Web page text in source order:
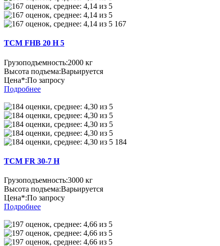
167
TCM FHB 20 H 5
Грузоподъемность:2000 кг
Высота подъема:Варьируется
Цена*:По запросу
Подробнее
184
TCM FR 30-7 H
Грузоподъемность:3000 кг
Высота подъема:Варьируется
Цена*:По запросу
Подробнее